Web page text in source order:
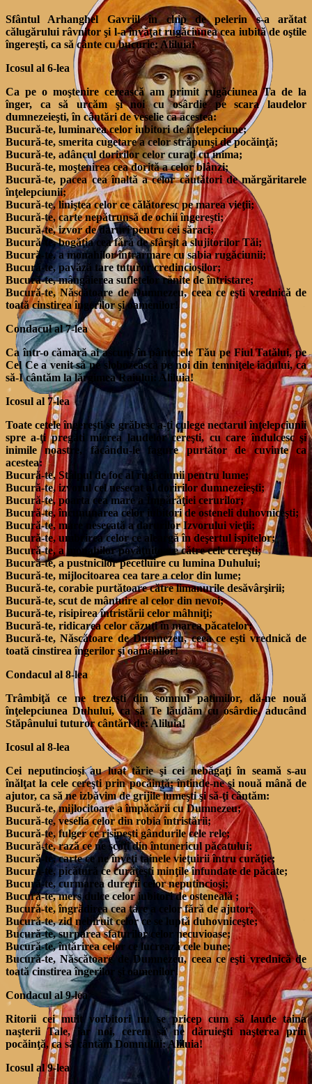
Sfântul Arhanghel Gavriil în chip de pelerin s-a arătat
călugărului râvnitor şi l-a învăţat rugăciunea cea iubită de oştile
îngereşti, ca să cânte cu bucurie: Aliluia!
Icosul al 6-lea
Ca pe o moştenire cerească am primit rugăciunea Ta de la
înger, ca să urcăm şi noi cu osârdie pe scara laudelor
dumnezeieşti, în cântări de veselie ca acestea:
Bucură-te, luminarea celor iubitori de înţelepciune;
Bucură-te, smerita cugetare a celor străpunşi de pocăinţă;
Bucură-te, adâncul doririlor celor curaţi cu inima;
Bucură-te, moştenirea cea dorită a celor blânzi;
Bucură-te, pacea cea înaltă a celor căutători de mărgăritarele
înţelepciunii;
Bucură-te, liniştea celor ce călătoresc pe marea vieţii;
Bucură-te, carte nepătrunsă de ochii îngereşti;
Bucură-te, izvor de daruri pentru cei săraci;
Bucură-te, bogăţia cea fără de sfârşit a slujitorilor Tăi;
Bucură-te, a monahilor întrarmare cu sabia rugăciunii;
Bucură-te, pavăză tare tuturor credincioşilor;
Bucură-te, mângâierea sufletelor rănite de întristare;
Bucură-te, Născătoare de Dumnezeu, ceea ce eşti vrednică de
toată cinstirea îngerilor şi oamenilor!
Condacul al 7-lea
Ca într-o cămară ai ascuns în pântecele Tău pe Fiul Tatălui, pe
Cel Ce a venit să ne slobozească pe noi din temniţele iadului, ca
să-I cântăm la lărgimea Raiului: Aliluia!
Icosul al 7-lea
Toate cetele îngereşti se grăbesc a-ţi culege nectarul înţelepciunii
spre a-ţi pregăti mierea laudelor cereşti, cu care îndulcesc şi
inimile noastre, făcându-le fagure purtător de cuvinte ca
acestea:
Bucură-te, Stâlpul de foc al rugăciunii pentru lume;
Bucură-te, izvorul cel nesecat al doririlor dumnezeieşti;
Bucură-te, poarta cea mare a Împărăţiei cerurilor;
Bucură-te, încununarea celor iubitori de osteneli duhovniceşti;
Bucură-te, mare nesecată a darurilor Izvorului vieţii;
Bucură-te, umbrirea celor ce aleargă în deşertul ispitelor;
Bucură-te, a monahilor povăţuitoare către cele cereşti;
Bucură-te, a pustnicilor pecetluire cu lumina Duhului;
Bucură-te, mijlocitoarea cea tare a celor din lume;
Bucură-te, corabie purtătoare către limanurile desăvârşirii;
Bucură-te, scut de mântuire al celor din nevoi;
Bucură-te, risipirea întristării celor mâhniţi;
Bucură-te, ridicarea celor căzuţi în marea păcatelor;
Bucură-te, Născătoare de Dumnezeu, ceea ce eşti vrednică de
toată cinstirea îngerilor şi oamenilor!
Condacul al 8-lea
Trâmbiţă ce ne trezeşti din somnul patimilor, dă-ne nouă
înţelepciunea Duhului, ca să Te lăudăm cu osârdie, aducând
Stăpânului tuturor cântări de: Aliluia!
Icosul al 8-lea
Cei neputincioşi au luat tărie şi cei nebăgaţi în seamă s-au
înălţat la cele cereşti prin pocăinţă; întinde-ne şi nouă mână de
ajutor, ca să ne izbăvim de grijile lumeşti şi să-ţi cântăm:
Bucură-te, mijlocitoare a împăcării cu Dumnezeu;
Bucură-te, veselia celor din robia întristării;
Bucură-te, fulger ce risipeşti gândurile cele rele;
Bucură-te, rază ce ne scoţi din întunericul păcatului;
Bucură-te, carte ce ne înveţi tainele vieţuirii întru curăţie;
Bucură-te, picătură ce curăţeşti minţile înfundate de păcate;
Bucură-te, curmarea durerii celor neputincioşi;
Bucură-te, mers dulce celor iubitori de osteneală ;
Bucură-te, îngrădirea cea tare a celor fără de ajutor;
Bucură-te, zid nebiruit celor ce se luptă duhovniceşte;
Bucură-te, surparea sfaturilor celor necuvioase;
Bucură-te, întărirea celor ce lucrează cele bune;
Bucură-te, Născătoare de Dumnezeu, ceea ce eşti vrednică de
toată cinstirea îngerilor şi oamenilor!
Condacul al 9-lea
Ritorii cei mult vorbitori nu se pricep cum să laude taina
naşterii Tale, iar noi, cerem să ne dăruieşti naşterea prin
pocăinţă, ca să cântăm Domnului: Aliluia!
Icosul al 9-lea